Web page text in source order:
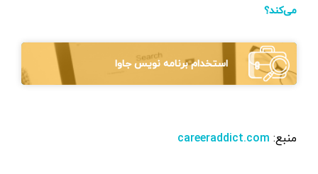
می‌کند؟‌
استخدام برنامه نویس جاوا
منبع: careeraddict.com